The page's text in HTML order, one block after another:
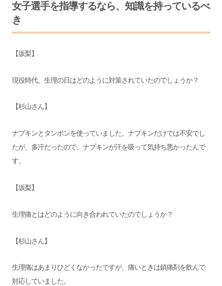
女子選手を指導するなら、知識を持っているべ
き
【坂梨】
現役時代、生理の日はどのように対策されていたのでしょうか？
【杉山さん】
ナプキンとタンポンを使っていました。ナプキンだけでは不安でし
たが、多汗だったので、ナプキンが汗を吸って気持ち悪かったんで
す。
【坂梨】
生理痛とはどのように向き合われていたのでしょうか？
【杉山さん】
生理痛はあまりひどくなかったですが、痛いときは鎮痛剤を飲んで
対応していました。